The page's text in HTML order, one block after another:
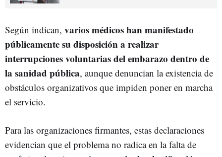
Según indican, varios médicos han manifestado
públicamente su disposición a realizar
interrupciones voluntarias del embarazo dentro de
la sanidad pública, aunque denuncian la existencia de
obstáculos organizativos que impiden poner en marcha
el servicio.
Para las organizaciones firmantes, estas declaraciones
evidencian que el problema no radica en la falta de